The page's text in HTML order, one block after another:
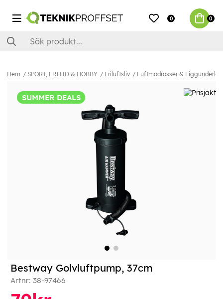
0 0
Hem SPORT, FRITID & HOBBY Friluftsliv Luftmadrasser & Liggunderlag
SUMMER DEALS
Bestway Golvluftpump, 37cm
Artnr: 38-97466